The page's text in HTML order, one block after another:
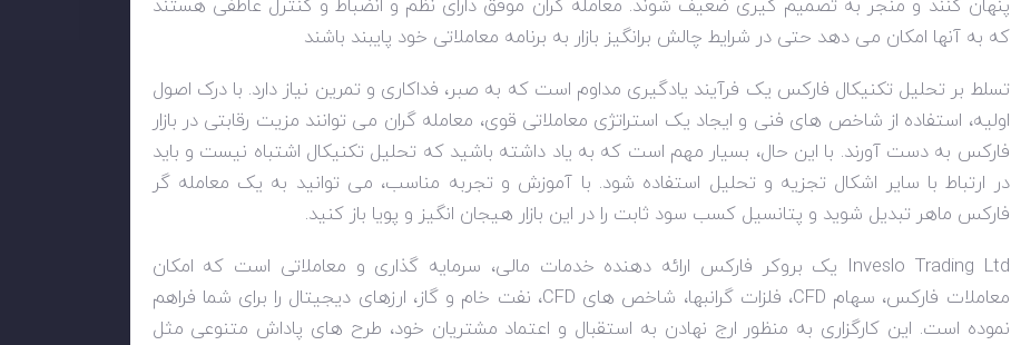
پنهان کنند و منجر به تصمیم گیری ضعیف شوند. معامله گران موفق دارای نظم و انضباط و کنترل عاطفی هستند
که به آنها امکان می دهد حتی در شرایط چالش برانگیز بازار به برنامه معاملاتی خود پایبند باشند
تسلط بر تحلیل تکنیکال فارکس یک فرآیند یادگیری مداوم است که به صبر، فداکاری و تمرین نیاز دارد. با درک اصول
اولیه، استفاده از شاخص های فنی و ایجاد یک استراتژی معاملاتی قوی، معامله گران می توانند مزیت رقابتی در بازار
فارکس به دست آورند. با این حال، بسیار مهم است که به یاد داشته باشید که تحلیل تکنیکال اشتباه نیست و باید
در ارتباط با سایر اشکال تجزیه و تحلیل استفاده شود. با آموزش و تجربه مناسب، می توانید به یک معامله گر
فارکس ماهر تبدیل شوید و پتانسیل کسب سود ثابت را در این بازار هیجان انگیز و پویا باز کنید.
Inveslo Trading Ltd یک بروکر فارکس ارائه دهنده خدمات مالی، سرمایه گذاری و معاملاتی است که امکان
معاملات فارکس، سهام CFD، فلزات گرانبها، شاخص های CFD، نفت خام و گاز، ارزهای دیجیتال را برای شما فراهم
نموده است. این کارگزاری به منظور ارج نهادن به استقبال و اعتماد مشتریان خود، طرح های پاداش متنوعی مثل